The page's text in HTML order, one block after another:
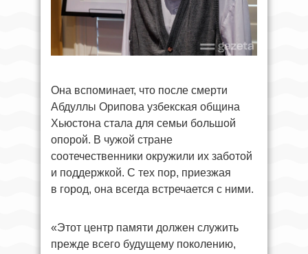
Она вспоминает, что после смерти
Абдуллы Орипова узбекская община
Хьюстона стала для семьи большой
опорой. В чужой стране
соотечественники окружили их заботой
и поддержкой. С тех пор, приезжая
в город, она всегда встречается с ними.
«Этот центр памяти должен служить
прежде всего будущему поколению,